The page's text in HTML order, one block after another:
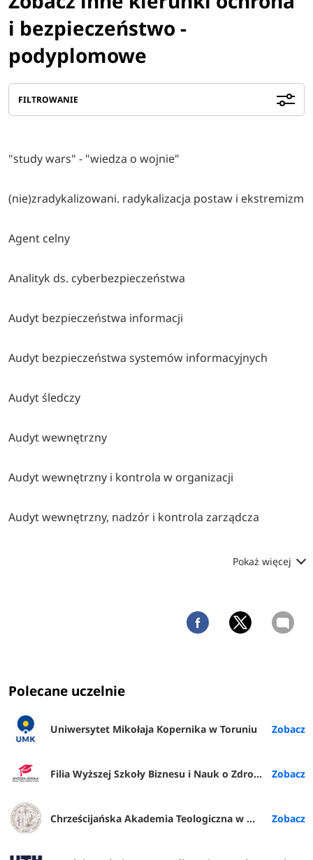
i bezpieczeństwo -
podyplomowe
FILTROWANIE
"study wars" - "wiedza o wojnie"
(nie)zradykalizowani. radykalizacja postaw i ekstremizm
Agent celny
Analityk ds. cyberbezpieczeństwa
Audyt bezpieczeństwa informacji
Audyt bezpieczeństwa systemów informacyjnych
Audyt śledczy
Audyt wewnętrzny
Audyt wewnętrzny i kontrola w organizacji
Audyt wewnętrzny, nadzór i kontrola zarządcza
Pokaż więcej
Polecane uczelnie
Uniwersytet Mikołaja Kopernika w Toruniu
Filia Wyższej Szkoły Biznesu i Nauk o Zdrowiu w Rybniku
Chrześcijańska Akademia Teologiczna w Warszawie